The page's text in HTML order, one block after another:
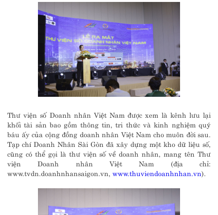
Thư viện số Doanh nhân Việt Nam được xem là kênh lưu lại
khối tài sản bao gồm thông tin, tri thức và kinh nghiệm quý
báu ấy của cộng đồng doanh nhân Việt Nam cho muôn đời sau.
Tạp chí Doanh Nhân Sài Gòn đã xây dựng một kho dữ liệu số,
cũng có thể gọi là thư viện số về doanh nhân, mang tên Thư
viện Doanh nhân Việt Nam (địa chỉ:
www.tvdn.doanhnhansaigon.vn, www.thuviendoanhnhan.vn).